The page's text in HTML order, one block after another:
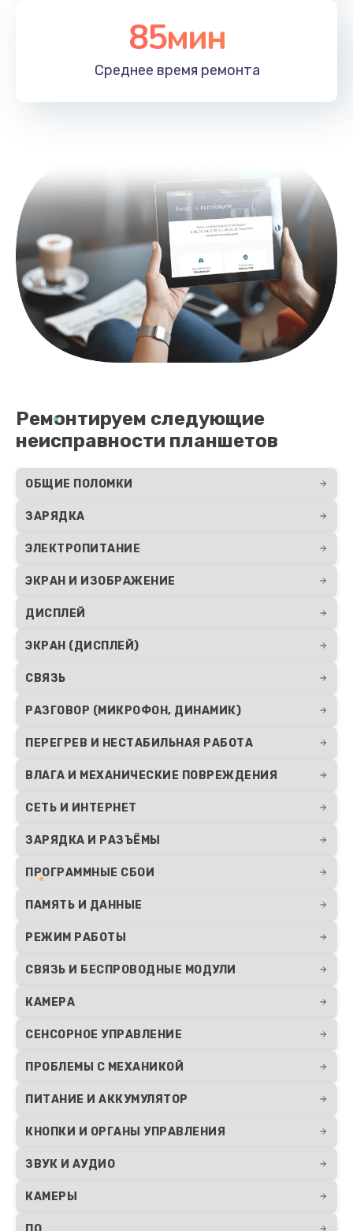
85мин
Среднее время ремонта
Ремонтируем следующие
неисправности планшетов
ОБЩИЕ ПОЛОМКИ
ЗАРЯДКА
ЭЛЕКТРОПИТАНИЕ
ЭКРАН И ИЗОБРАЖЕНИЕ
ДИСПЛЕЙ
ЭКРАН (ДИСПЛЕЙ)
СВЯЗЬ
РАЗГОВОР (МИКРОФОН, ДИНАМИК)
ПЕРЕГРЕВ И НЕСТАБИЛЬНАЯ РАБОТА
ВЛАГА И МЕХАНИЧЕСКИЕ ПОВРЕЖДЕНИЯ
СЕТЬ И ИНТЕРНЕТ
ЗАРЯДКА И РАЗЪЁМЫ
ПРОГРАММНЫЕ СБОИ
ПАМЯТЬ И ДАННЫЕ
РЕЖИМ РАБОТЫ
СВЯЗЬ И БЕСПРОВОДНЫЕ МОДУЛИ
КАМЕРА
СЕНСОРНОЕ УПРАВЛЕНИЕ
ПРОБЛЕМЫ С МЕХАНИКОЙ
ПИТАНИЕ И АККУМУЛЯТОР
КНОПКИ И ОРГАНЫ УПРАВЛЕНИЯ
ЗВУК И АУДИО
КАМЕРЫ